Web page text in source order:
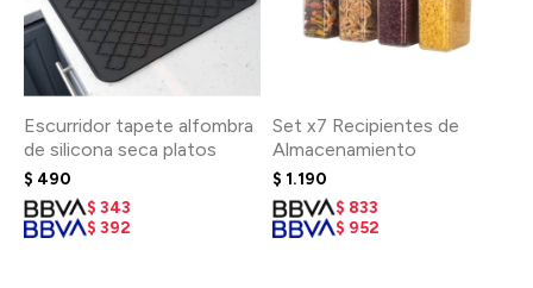
Escurridor tapete alfombra
de silicona seca platos
$ 490
$ 343
$ 392
Set x7 Recipientes de
Almacenamiento
$ 1.190
$ 833
$ 952